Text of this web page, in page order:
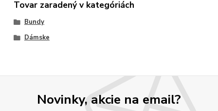
Tovar zaradený v kategóriách
Bundy
Dámske
Novinky, akcie na email?